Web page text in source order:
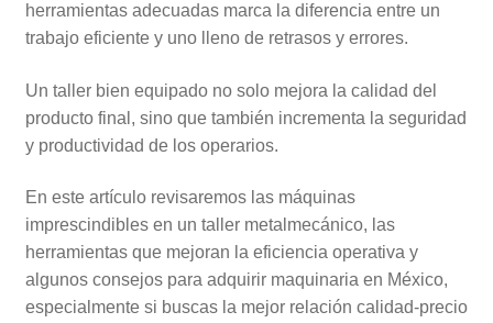
herramientas adecuadas marca la diferencia entre un
trabajo eficiente y uno lleno de retrasos y errores.
Un taller bien equipado no solo mejora la calidad del
producto final, sino que también incrementa la seguridad
y productividad de los operarios.
En este artículo revisaremos las máquinas
imprescindibles en un taller metalmecánico, las
herramientas que mejoran la eficiencia operativa y
algunos consejos para adquirir maquinaria en México,
especialmente si buscas la mejor relación calidad-precio